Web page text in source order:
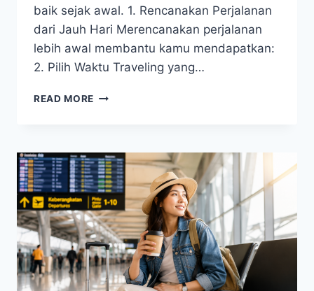
baik sejak awal. 1. Rencanakan Perjalanan
dari Jauh Hari Merencanakan perjalanan
lebih awal membantu kamu mendapatkan:
2. Pilih Waktu Traveling yang…
READ MORE TIPS
LIBURAN
TETAP
SERU